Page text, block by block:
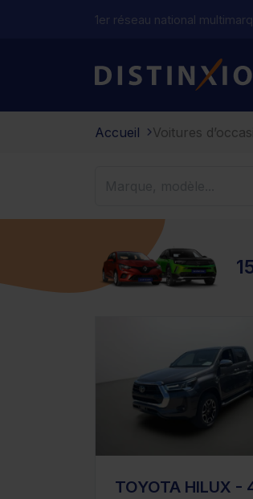
1er réseau national
Accueil Voitures
TOYOTA HILUX -